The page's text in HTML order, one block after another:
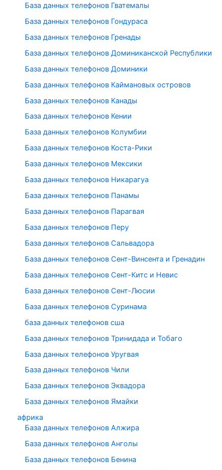
База данных телефонов Гватемалы
База данных телефонов Гондураса
База данных телефонов Гренады
База данных телефонов Доминиканской Республики
База данных телефонов Доминики
База данных телефонов Каймановых островов
База данных телефонов Канады
База данных телефонов Кении
База данных телефонов Колумбии
База данных телефонов Коста-Рики
База данных телефонов Мексики
База данных телефонов Никарагуа
База данных телефонов Панамы
База данных телефонов Парагвая
База данных телефонов Перу
База данных телефонов Сальвадора
База данных телефонов Сент-Винсента и Гренадин
База данных телефонов Сент-Китс и Невис
База данных телефонов Сент-Люсии
База данных телефонов Суринама
база данных телефонов сша
База данных телефонов Тринидада и Тобаго
База данных телефонов Уругвая
База данных телефонов Чили
База данных телефонов Эквадора
База данных телефонов Ямайки
африка
База данных телефонов Алжира
База данных телефонов Анголы
База данных телефонов Бенина